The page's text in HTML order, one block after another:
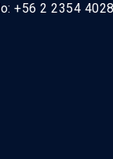
+56 2 2354 4028